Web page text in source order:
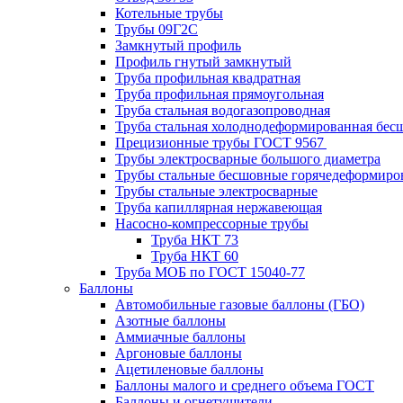
Котельные трубы
Трубы 09Г2С
Замкнутый профиль
Профиль гнутый замкнутый
Труба профильная квадратная
Труба профильная прямоугольная
Труба стальная водогазопроводная
Труба стальная холоднодеформированная
Прецизионные трубы ГОСТ 9567
Трубы электросварные большого диаметра
Трубы стальные бесшовные
Трубы стальные электросварные
Труба капиллярная нержавеющая
Насосно-компрессорные трубы
Труба НКТ 73
Труба НКТ 60
Труба МОБ по ГОСТ 15040-77
Баллоны
Автомобильные газовые баллоны (ГБО)
Азотные баллоны
Аммиачные баллоны
Аргоновые баллоны
Ацетиленовые баллоны
Баллоны малого и среднего объема ГОСТ